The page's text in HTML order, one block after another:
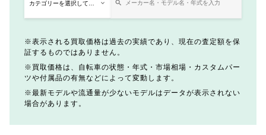
表示される買取価格は過去の実績であり、現在の査定額を保
証するものではありません。
買取価格は、自転車の状態・年式・市場相場・カスタムパー
ツや付属品の有無などによって変動します。
最新モデルや流通量が少ないモデルはデータが表示されない
場合があります。